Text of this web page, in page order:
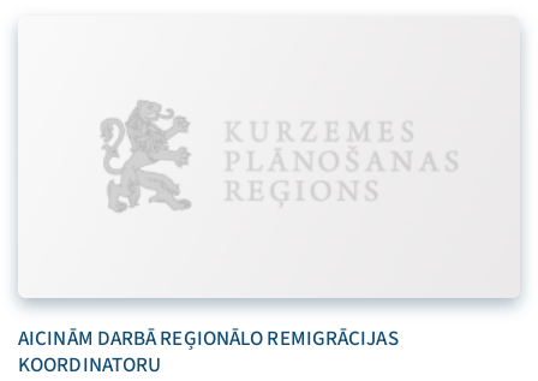
AICINĀM DARBĀ REĢIONĀLO REMIGRĀCIJAS
KOORDINATORU